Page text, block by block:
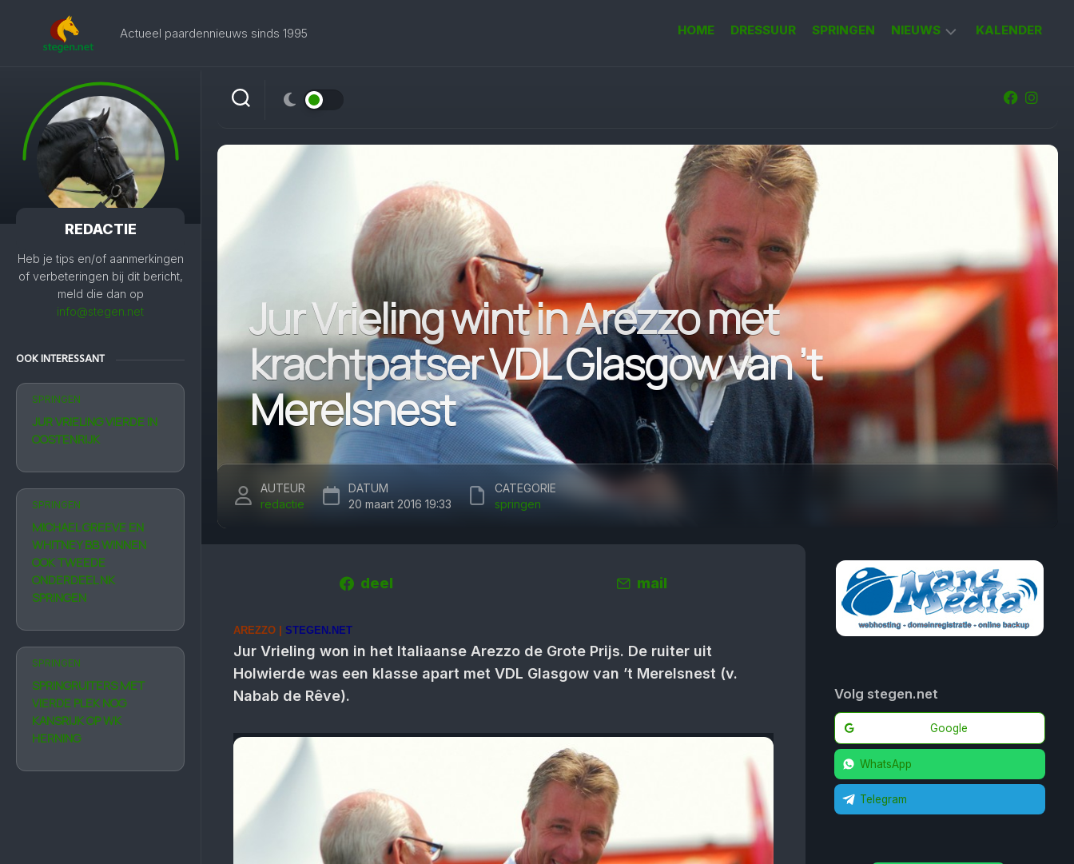
Actueel paardennieuws sinds 1995 HOME DRESSUUR SPRINGEN NIEUWS KALENDER
REDACTIE
Heb je tips en/of aanmerkingen
of verbeteringen bij dit bericht,
meld die dan op
info@stegen.net
OOK INTERESSANT
SPRINGEN
JUR VRIELING VIERDE IN
OOSTENRIJK
SPRINGEN
MICHAEL GREEVE EN
WHITNEY BB WINNEN
OOK TWEEDE
ONDERDEEL NK
SPRINGEN
SPRINGEN
SPRINGRUITERS MET
VIERDE PLEK NOG
KANSRIJK OP WK
HERNING
Jur Vrieling wint in Arezzo met
krachtpatser VDL Glasgow van ’t
Merelsnest
AUTEUR
redactie
DATUM
20 maart 2016 19:33
CATEGORIE
springen
deel mail
AREZZO | STEGEN.NET
Jur Vrieling won in het Italiaanse Arezzo de Grote Prijs. De ruiter uit
Holwierde was een klasse apart met VDL Glasgow van ’t Merelsnest (v.
Nabab de Rêve).
Volg stegen.net
Google
WhatsApp
Telegram